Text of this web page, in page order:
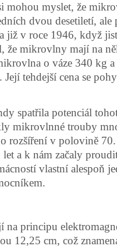
mohou myslet, že
dvou desetiletí, ale
již v roce 1946, když
že mikrovlny mají na
o váze 340 kg a
Její tehdejší cena se
spatřila potenciál
mikrovlnné trouby
rozšíření v polovině
a k nám začaly
vlastní alespoň
principu
12,25 cm, což